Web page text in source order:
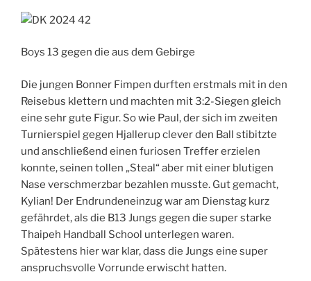
Boys 13 gegen die aus dem Gebirge
Die jungen Bonner Fimpen durften erstmals mit in den
Reisebus klettern und machten mit 3:2-Siegen gleich
eine sehr gute Figur. So wie Paul, der sich im zweiten
Turnierspiel gegen Hjallerup clever den Ball stibitzte
und anschließend einen furiosen Treffer erzielen
konnte, seinen tollen „Steal“ aber mit einer blutigen
Nase verschmerzbar bezahlen musste. Gut gemacht,
Kylian! Der Endrundeneinzug war am Dienstag kurz
gefährdet, als die B13 Jungs gegen die super starke
Thaipeh Handball School unterlegen waren.
Spätestens hier war klar, dass die Jungs eine super
anspruchsvolle Vorrunde erwischt hatten.